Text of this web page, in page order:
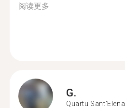
阅读更多
G.
Quartu Sant'Elena